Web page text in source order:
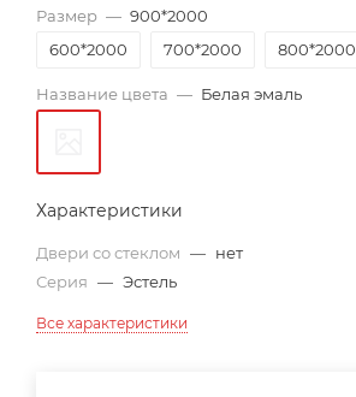
Размер — 900*2000
600*2000
700*2000 800*2000
Название цвета — Белая эмаль
Характеристики
Двери со стеклом — нет
Серия — Эстель
Все характеристики